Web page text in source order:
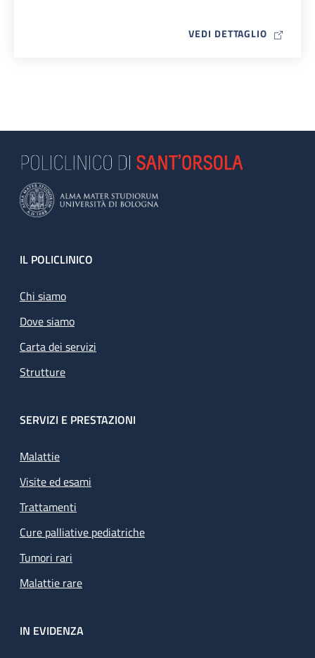
VEDI DETTAGLIO MAP ICON
Footer
IL POLICLINICO
Chi siamo
Dove siamo
Carta dei servizi
Strutture
SERVIZI E PRESTAZIONI
Malattie
Visite ed esami
Trattamenti
Cure palliative pediatriche
Tumori rari
Malattie rare
IN EVIDENZA